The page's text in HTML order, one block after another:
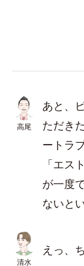
高尾
あと、
ただき
ートラ
「エス
が一度
ないと
清水
えっ、